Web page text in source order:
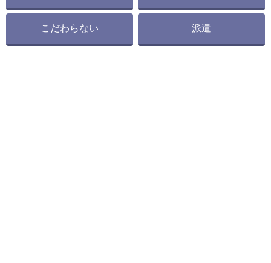
こだわらない 派遣